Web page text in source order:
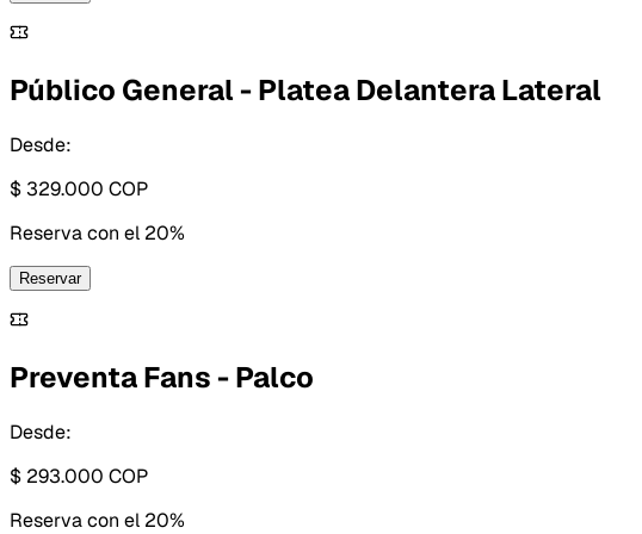
Público General - Platea Delantera Lateral
Desde:
$ 329.000 COP
Reserva con el 20%
Reservar
Preventa Fans - Palco
Desde:
$ 293.000 COP
Reserva con el 20%